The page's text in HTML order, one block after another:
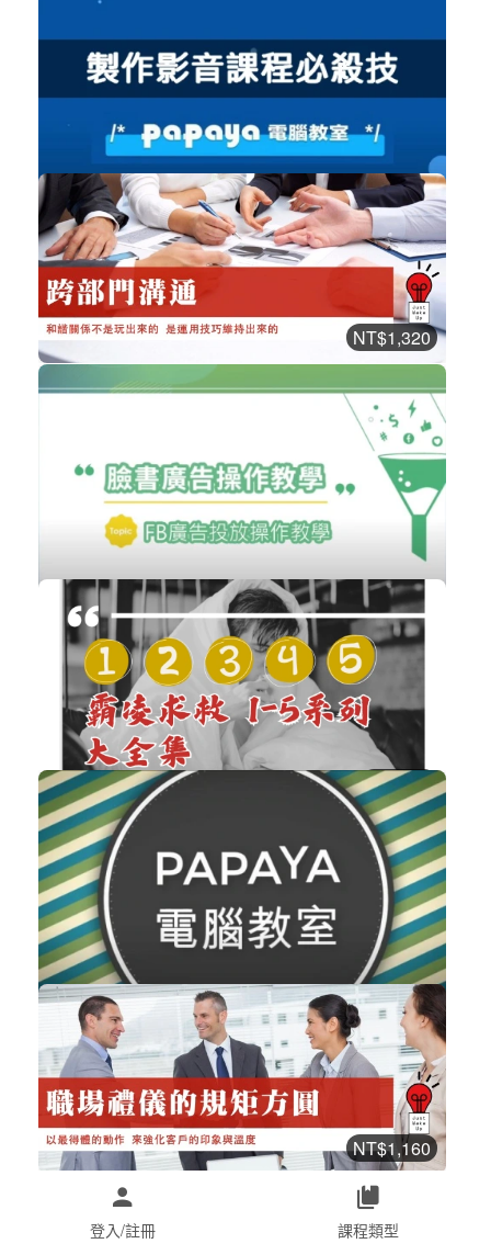
職場賦能 立即加入
購買後有效期限：課程下架時
2229
免費
製作影音課程必殺技
數位行銷 立即加入
購買後有效期限：課程下架時
2148
NT$1,320
跨部門溝通
加入購物車
2139
免費
FB廣告投放操作教學
數位行銷 立即加入
購買後有效期限：課程下架時
2107
NT$885
霸淩求救01-05 大合集
生活學習 加入購物車
購買後有效期限：課程下架時
2073
免費
立即學會 Premiere Pro
數位行銷 立即加入
購買後有效期限：課程下架時
2066
NT$1,160
職場禮儀的規矩方圓
加入購物車
登入/註冊 課程類型